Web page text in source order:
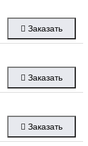
Заказать
Заказать
Заказать